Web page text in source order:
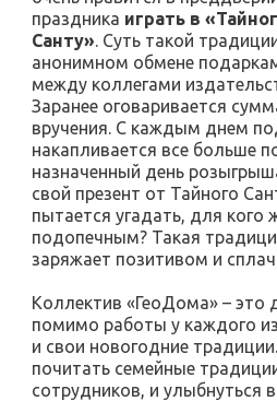
праздника играть в
Санту» . Суть такой
анонимном обмене
между коллегами
Заранее оговаривается
вручения. С каждым днем
накапливается все больше
назначенный день
свой презент от Тайного
пытается угадать, для кого
подопечным? Такая
заряжает позитивом и
Коллектив «ГеоДома» – это
помимо работы у каждого
и свои новогодние
почитать семейные
сотрудников, и улыбнуться